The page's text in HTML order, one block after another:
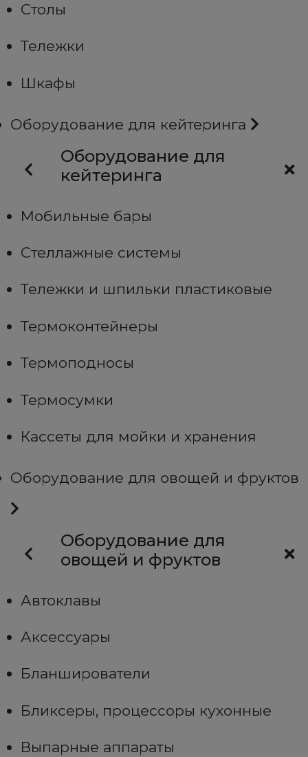
Столы
Тележки
Шкафы
Оборудование для кейтеринга
Оборудование для
кейтеринга
Мобильные бары
Стеллажные системы
Тележки и шпильки пластиковые
Термоконтейнеры
Термоподносы
Термосумки
Кассеты для мойки и хранения
Оборудование для овощей и фруктов
Оборудование для
овощей и фруктов
Автоклавы
Аксессуары
Бланширователи
Бликсеры, процессоры кухонные
Выпарные аппараты